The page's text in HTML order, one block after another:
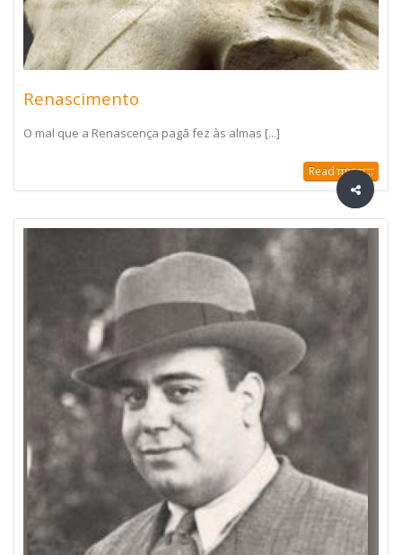
Renascimento
O mal que a Renascença pagã fez às almas [...]
Read more...